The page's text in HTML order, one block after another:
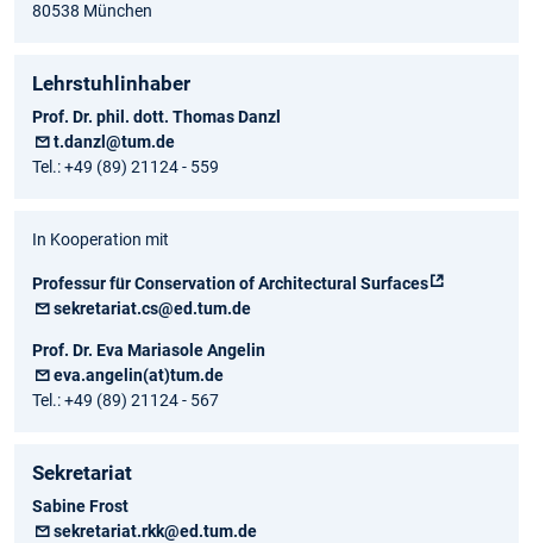
80538 München
Lehrstuhlinhaber
Prof. Dr. phil. dott. Thomas Danzl
t.danzl@tum.de
Tel.: +49 (89) 21124 - 559
In Kooperation mit
Professur für Conservation of Architectural Surfaces
sekretariat.cs@ed.tum.de
Prof. Dr. Eva Mariasole Angelin
eva.angelin(at)tum.de
Tel.: +49 (89) 21124 - 567
Sekretariat
Sabine Frost
sekretariat.rkk@ed.tum.de